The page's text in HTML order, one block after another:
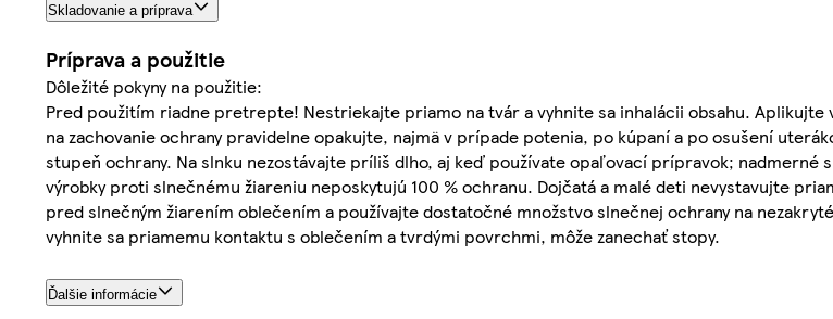
Skladovanie a príprava
Príprava a použitie
Dôležité pokyny na použitie:
Pred použitím riadne pretrepte! Nestriekajte priamo na tvár a vyhnite sa inhalácii obsahu.
na zachovanie ochrany pravidelne opakujte, najmä v prípade potenia, po kúpaní a po osušení
stupeň ochrany. Na slnku nezostávajte príliš dlho, aj keď používate opaľovací prípravok; nadmerné
výrobky proti slnečnému žiareniu neposkytujú 100 % ochranu. Dojčatá a malé deti nevystavujte
pred slnečným žiarením oblečením a používajte dostatočné množstvo slnečnej ochrany na
vyhnite sa priamemu kontaktu s oblečením a tvrdými povrchmi, môže zanechať stopy.
Ďalšie informácie